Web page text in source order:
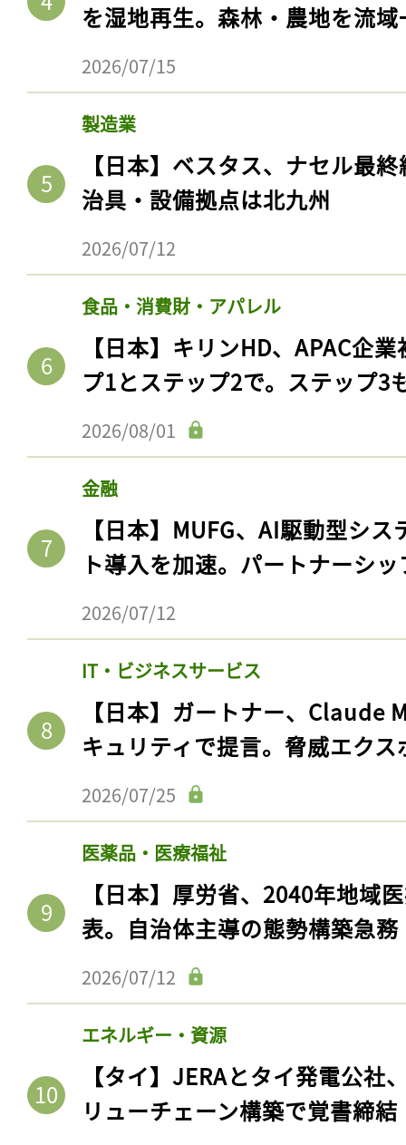
を湿地再生。森林・農地を流
2026/07/15
製造業
【日本】ベスタス、ナセル最
治具・設備拠点は北九州
2026/07/12
食品・消費財・アパレル
【日本】キリンHD、APAC企
プ1とステップ2で。ステップ3
2026/08/01
金融
【日本】MUFG、AI駆動型シ
ト導入を加速。パートナーシ
2026/07/12
IT・ビジネスサービス
【日本】ガートナー、Claude
キュリティで提言。脅威エク
2026/07/25
医薬品・医療福祉
【日本】厚労省、2040年地域
表。自治体主導の態勢構築急務
2026/07/12
エネルギー・資源
【タイ】JERAとタイ発電公社
リューチェーン構築で覚書締結
記事をお気に入りに
ログインが必
ログイン